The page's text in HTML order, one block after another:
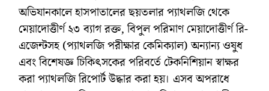
অভিযানকালে হাসপাতালের ছয়তলার প্যাথলজি থেকে
মেয়াদোত্তীর্ণ ২৩ ব্যাগ রক্ত, বিপুল পরিমাণ মেয়াদোত্তীর্ণ রি-
এজেন্টসহ (প্যাথলজি পরীক্ষার কেমিক্যাল) অন্যান্য ওষুধ
এবং বিশেষজ্ঞ চিকিৎসকের পরিবর্তে টেকনিশিয়ান স্বাক্ষর
করা প্যাথলজি রিপোর্ট উদ্ধার করা হয়। এসব অপরাধে